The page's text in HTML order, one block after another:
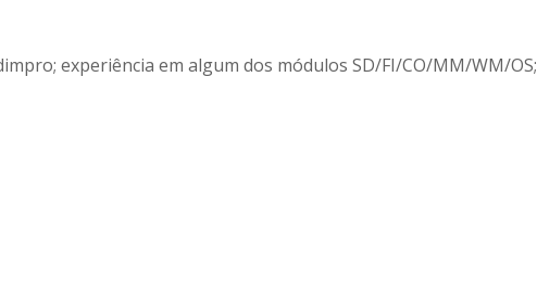
experiência em algum dos módulos SD/FI/CO/MM/WM/OS;